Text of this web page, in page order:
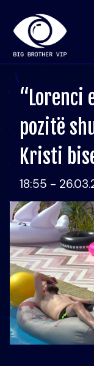
“Lorenci
pozitë
Kristi
18:55 -